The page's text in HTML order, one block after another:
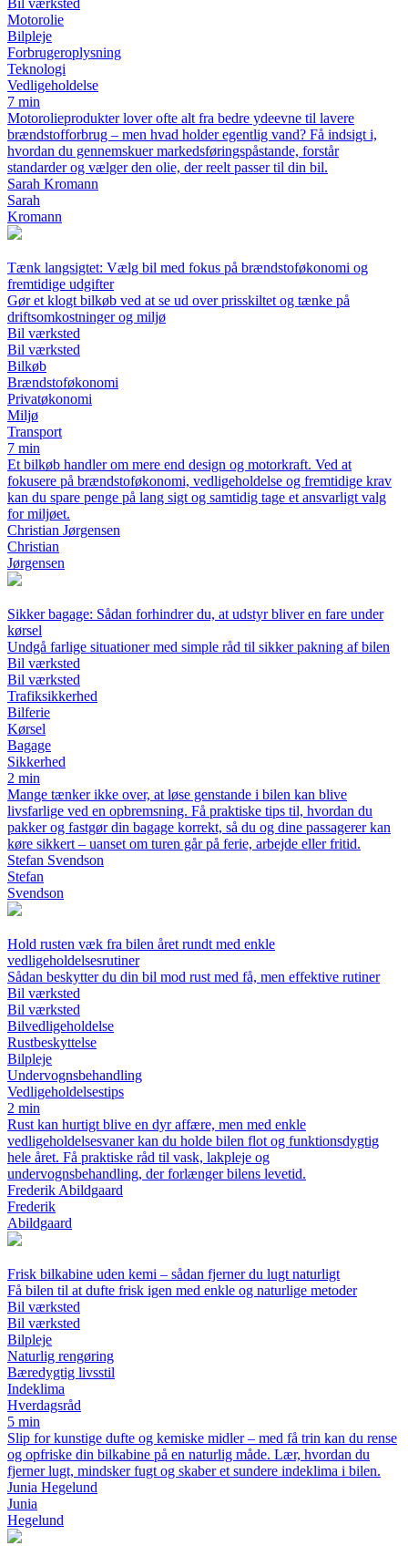
Bil værksted
Motorolie
Bilpleje
Forbrugeroplysning
Teknologi
Vedligeholdelse
7 min
Motorolieprodukter lover ofte alt fra bedre ydeevne til lavere
brændstofforbrug – men hvad holder egentlig vand? Få indsigt i,
hvordan du gennemskuer markedsføringspåstande, forstår
standarder og vælger den olie, der reelt passer til din bil.
Sarah Kromann
Sarah
Kromann
Tænk langsigtet: Vælg bil med fokus på brændstoføkonomi og
fremtidige udgifter
Gør et klogt bilkøb ved at se ud over prisskiltet og tænke på
driftsomkostninger og miljø
Bil værksted
Bil værksted
Bilkøb
Brændstoføkonomi
Privatøkonomi
Miljø
Transport
7 min
Et bilkøb handler om mere end design og motorkraft. Ved at
fokusere på brændstoføkonomi, vedligeholdelse og fremtidige krav
kan du spare penge på lang sigt og samtidig tage et ansvarligt valg
for miljøet.
Christian Jørgensen
Christian
Jørgensen
Sikker bagage: Sådan forhindrer du, at udstyr bliver en fare under
kørsel
Undgå farlige situationer med simple råd til sikker pakning af bilen
Bil værksted
Bil værksted
Trafiksikkerhed
Bilferie
Kørsel
Bagage
Sikkerhed
2 min
Mange tænker ikke over, at løse genstande i bilen kan blive
livsfarlige ved en opbremsning. Få praktiske tips til, hvordan du
pakker og fastgør din bagage korrekt, så du og dine passagerer kan
køre sikkert – uanset om turen går på ferie, arbejde eller fritid.
Stefan Svendson
Stefan
Svendson
Hold rusten væk fra bilen året rundt med enkle
vedligeholdelsesrutiner
Sådan beskytter du din bil mod rust med få, men effektive rutiner
Bil værksted
Bil værksted
Bilvedligeholdelse
Rustbeskyttelse
Bilpleje
Undervognsbehandling
Vedligeholdelsestips
2 min
Rust kan hurtigt blive en dyr affære, men med enkle
vedligeholdelsesvaner kan du holde bilen flot og funktionsdygtig
hele året. Få praktiske råd til vask, lakpleje og
undervognsbehandling, der forlænger bilens levetid.
Frederik Abildgaard
Frederik
Abildgaard
Frisk bilkabine uden kemi – sådan fjerner du lugt naturligt
Få bilen til at dufte frisk igen med enkle og naturlige metoder
Bil værksted
Bil værksted
Bilpleje
Naturlig rengøring
Bæredygtig livsstil
Indeklima
Hverdagsråd
5 min
Slip for kunstige dufte og kemiske midler – med få trin kan du rense
og opfriske din bilkabine på en naturlig måde. Lær, hvordan du
fjerner lugt, mindsker fugt og skaber et sundere indeklima i bilen.
Junia Hegelund
Junia
Hegelund